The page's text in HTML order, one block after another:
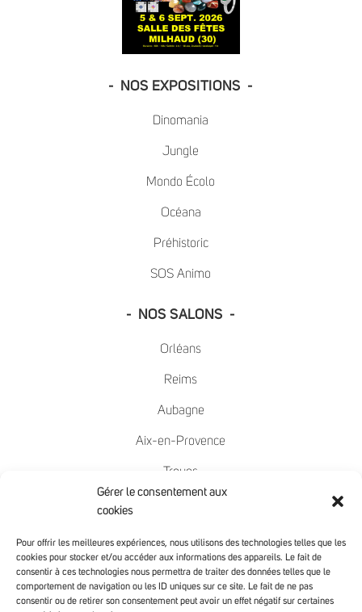
Gérer le consentement aux
cookies
Pour offrir les meilleures expériences, nous utilisons des technologies telles que les
cookies pour stocker et/ou accéder aux informations des appareils. Le fait de
consentir à ces technologies nous permettra de traiter des données telles que le
comportement de navigation ou les ID uniques sur ce site. Le fait de ne pas
consentir ou de retirer son consentement peut avoir un effet négatif sur certaines
- NOS EXPOSITIONS -
Dinomania
Jungle
Mondo Écolo
Océana
Préhistoric
SOS Animo
- NOS SALONS -
Orléans
Reims
Aubagne
Aix-en-Provence
Troyes
Chambéry
Avignon